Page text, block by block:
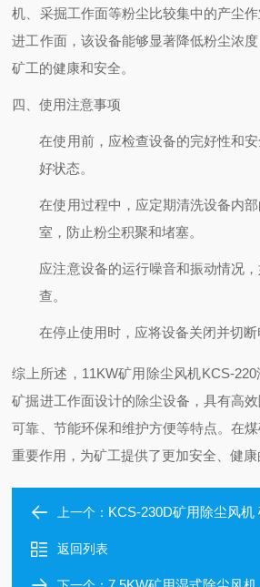
机、采掘工作面等粉尘比较集中的产尘
进工作面，该设备能够显著降低粉尘浓
矿工的健康和安全。
四、使用注意事项
在使用前，应检查设备的完好性和
好状态。
在使用过程中，应定期清洗设备内
室，防止粉尘积聚和堵塞。
应注意设备的运行噪音和振动情况
查。
在停止使用时，应将设备关闭并切断
综上所述，11KW矿用除尘风机KCS-
矿掘进工作面设计的除尘设备，具有高
可靠、节能环保和维护方便等特点。在
重要作用，为矿工提供了更加安全、健康
上一个： KCS-230D矿用除尘风机
返回列表